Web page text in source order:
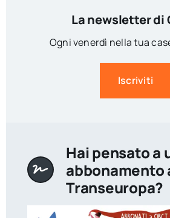
La newsletter di
Ogni venerdì nella tua
Iscriviti
Hai pensato a
abbonamento
Transeuropa?